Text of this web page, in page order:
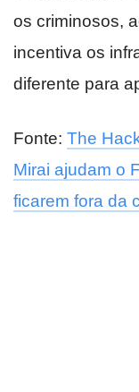
os criminosos,
incentiva os
diferente para
Fonte: The
Mirai ajudam o
ficarem fora da